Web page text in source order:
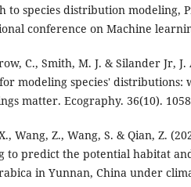
to species distribution modeling,
conference on Machine
C., Smith, M. J. & Silander Jr,
modeling species' distributions:
matter. Ecography. 36(10).
Wang, Z., Wang, S. & Qian, Z.
to predict the potential habitat
in Yunnan, China under